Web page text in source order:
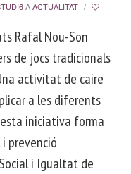
AACTUALITAT /
Rafal Nou-Son
de jocs tradicionals
activitat de caire
a les diferents
iniciativa forma
prevenció
i Igualtat de